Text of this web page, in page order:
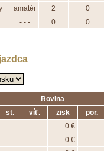
amatér 2
0
- - - 0 0
Rovina
st. víť. zisk
por.
0 €
0 €